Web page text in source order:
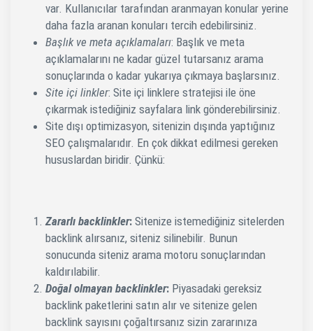
var. Kullanıcılar tarafından aranmayan konular yerine
daha fazla aranan konuları tercih edebilirsiniz.
Başlık ve meta açıklamaları: Başlık ve meta
açıklamalarını ne kadar güzel tutarsanız arama
sonuçlarında o kadar yukarıya çıkmaya başlarsınız.
Site içi linkler: Site içi linklere stratejisi ile öne
çıkarmak istediğiniz sayfalara link gönderebilirsiniz.
Site dışı optimizasyon, sitenizin dışında yaptığınız
SEO çalışmalarıdır. En çok dikkat edilmesi gereken
hususlardan biridir. Çünkü:
Zararlı backlinkler: Sitenize istemediğiniz sitelerden
backlink alırsanız, siteniz silinebilir. Bunun
sonucunda siteniz arama motoru sonuçlarından
kaldırılabilir.
Doğal olmayan backlinkler: Piyasadaki gereksiz
backlink paketlerini satın alır ve sitenize gelen
backlink sayısını çoğaltırsanız sizin zararınıza